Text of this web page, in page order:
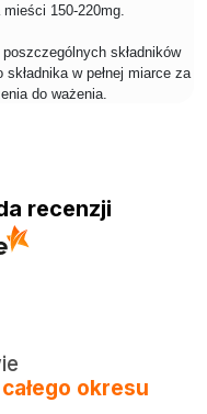
mieści 150-220mg.
składników
w pełnej miarce za
do ważenia.
recenzji
okresu